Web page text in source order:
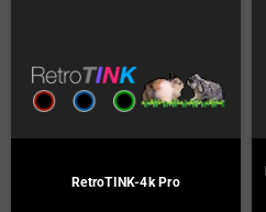
RetroTINK-4k Pro